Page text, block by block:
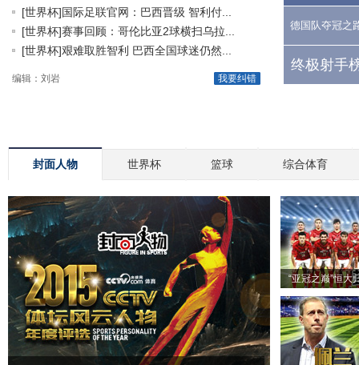
[世界杯]国际足联官网：巴西晋级 智利付...
[世界杯]赛事回顾：哥伦比亚2球横扫乌拉...
[世界杯]艰难取胜智利 巴西全国球迷仍然...
我要纠错
编辑：刘岩
德国队夺冠之
终极射手
封面人物 世界杯 篮球 综合体育
“亚冠之巅”恒大